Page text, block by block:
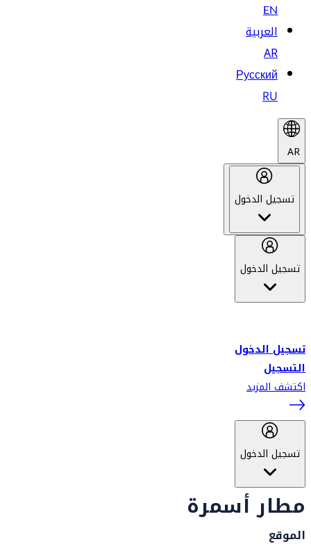
EN
العربية
AR
Русский
RU
AR
تسجيل الدخول
تسجيل الدخول
تسجيل الدخول
التسجيل
اكتشف المزيد
تسجيل الدخول
مطار أسمرة
الموقع